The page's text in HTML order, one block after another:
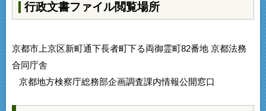
行政文書ファイル閲覧場所
京都市上京区新町通下長者町下る両御霊町82番地 京都法務
合同庁舎
京都地方検察庁総務部企画調査課内情報公開窓口